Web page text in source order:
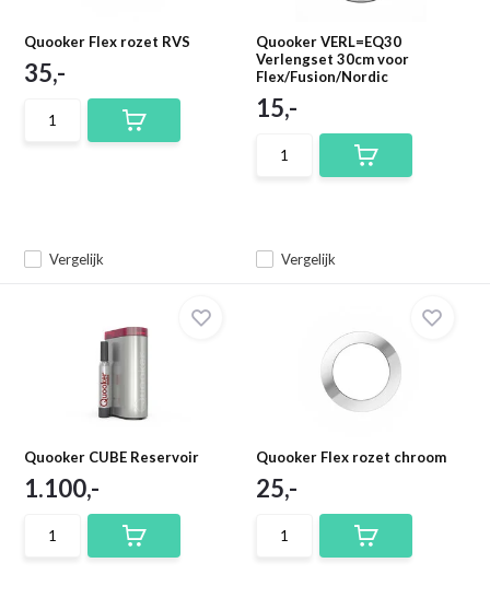
Quooker Flex rozet RVS
Vergelijk
35,-
Quooker VERL=EQ30
Verlengset 30cm voor
Flex/Fusion/Nordic
Vergelijk
15,-
Quooker CUBE Reservoir
1.100,-
Quooker Flex rozet chroom
25,-